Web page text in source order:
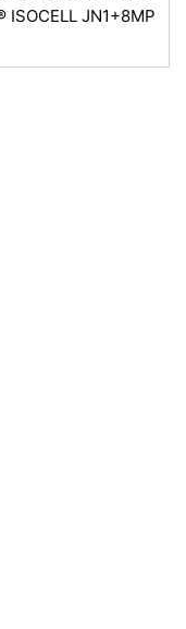
ISOCELL JN1+8MP